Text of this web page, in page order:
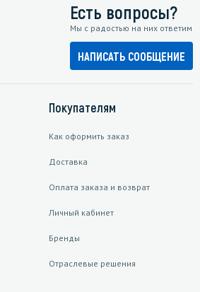
Есть вопросы?
Мы с радостью на них ответим
НАПИСАТЬ СООБЩЕНИЕ
Покупателям
Как оформить заказ
Доставка
Оплата заказа и возврат
Личный кабинет
Бренды
Отраслевые решения